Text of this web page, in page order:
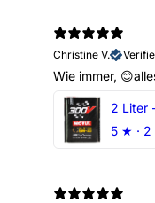
Christine V.
Wie immer,
5 ★ · 2